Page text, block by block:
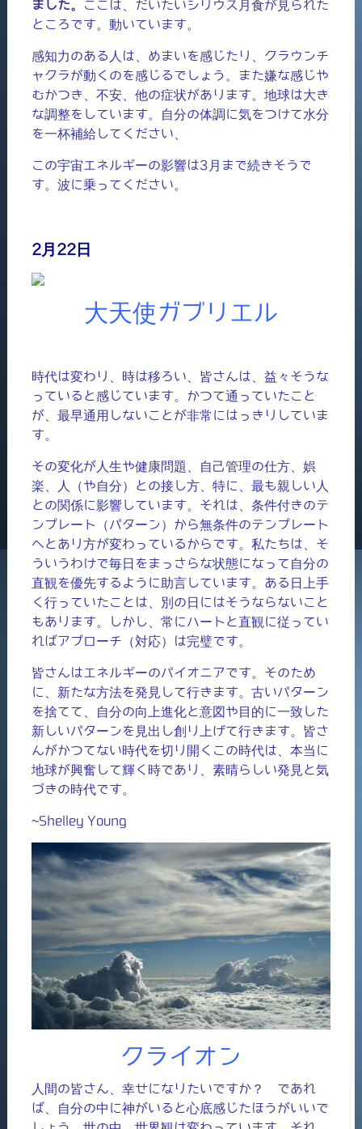
ました。
ここは、だいたいシリウス月食が見られた
ところです。動いています。
感知力のある人は、めまいを感じたり、クラウンチ
ャクラが動くのを感じるでしょう。また嫌な感じや
むかつき、不安、他の症状があります。地球は大き
な調整をしています。自分の体調に気をつけて水分
を一杯補給してください、
この宇宙エネルギーの影響は3月まで続きそうで
す。波に乗ってください。
2月22日
大天使ガブリエル
時代は変わり、時は移ろい、皆さんは、益々そうな
っていると感じています。かつて通っていたこと
が、最早通用しないことが非常にはっきりしていま
す。
その変化が人生や健康問題、自己管理の仕方、娯
楽、人（や自分）との接し方、特に、最も親しい人
との関係に影響しています。それは、条件付きのテ
ンプレート（パターン）から無条件のテンプレート
へとあり方が変わっているからです。私たちは、そ
ういうわけで毎日をまっさらな状態になって自分の
直観を優先するように助言しています。ある日上手
く行っていたことは、別の日にはそうならないこと
もあります。しかし、常にハートと直観に従ってい
ればアプローチ（対応）は完璧です。
皆さんはエネルギーのパイオニアです。そのため
に、新たな方法を発見して行きます。古いパターン
を捨てて、自分の向上進化と意図や目的に一致した
新しいパターンを見出し創り上げて行きます。皆さ
んがかつてない時代を切り開くこの時代は、本当に
地球が興奮して輝く時であり、素晴らしい発見と気
づきの時代です。
~Shelley Young
クライオン
人間の皆さん、幸せになりたいですか？ であれ
ば、自分の中に神がいると心底感じたほうがいいで